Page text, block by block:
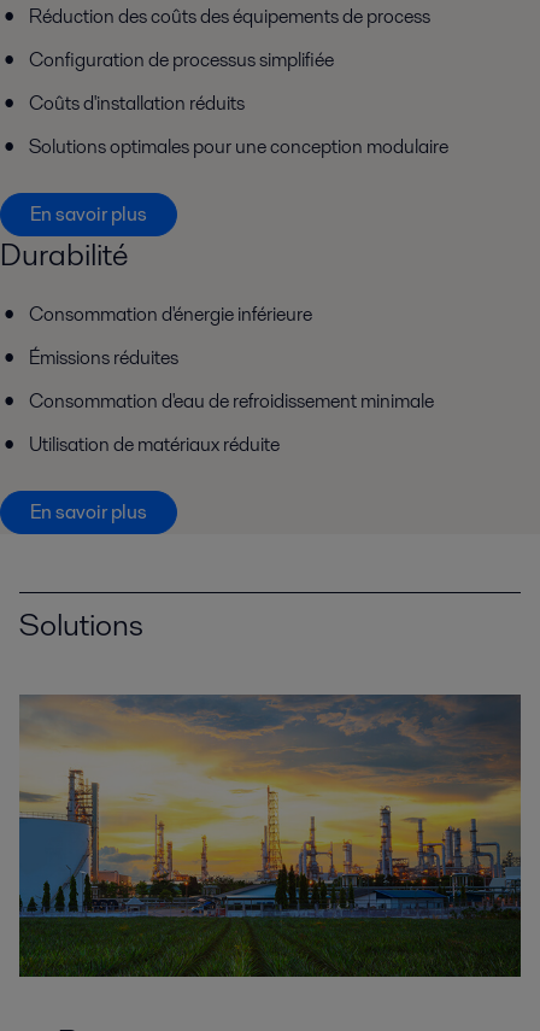
Réduction des coûts des équipements de process
Configuration de processus simplifiée
Coûts d'installation réduits
Solutions optimales pour une conception modulaire
En savoir plus
Durabilité
Consommation d'énergie inférieure
Émissions réduites
Consommation d'eau de refroidissement minimale
Utilisation de matériaux réduite
En savoir plus
Solutions